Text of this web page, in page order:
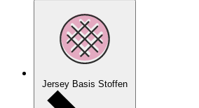
Jersey Basis Stoffen